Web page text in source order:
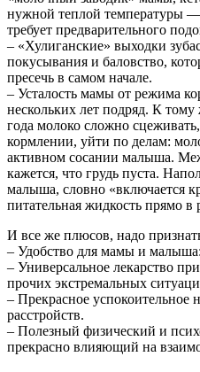
нужной теплой температуры —
требует предварительного
– «Хулиганские» выходки
покусывания и баловство,
пресечь в самом начале.
– Усталость мамы от режима
нескольких лет подряд. К
года молоко сложно
кормлении, уйти по делам:
активном сосании малыша.
кажется, что грудь пуста.
малыша, словно «включается
питательная жидкость прямо в
И все же плюсов, надо
– Удобство для мамы и
– Универсальное лекарство
прочих экстремальных
– Прекрасное успокоительное
расстройств.
– Полезный физический и
прекрасно влияющий на